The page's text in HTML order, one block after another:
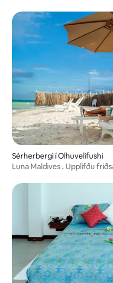
Sérherbergi í Olhuvelifushi
Luna Maldives . Upplifðu